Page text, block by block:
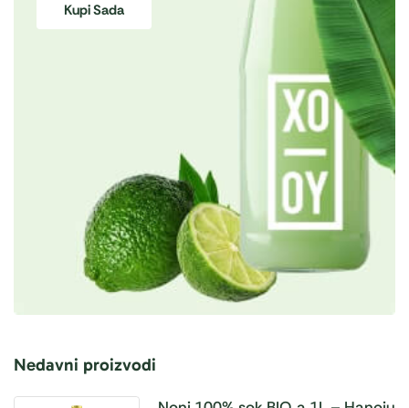
Kupi Sada
Nedavni proizvodi